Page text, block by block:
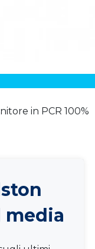
in PCR 100%
media